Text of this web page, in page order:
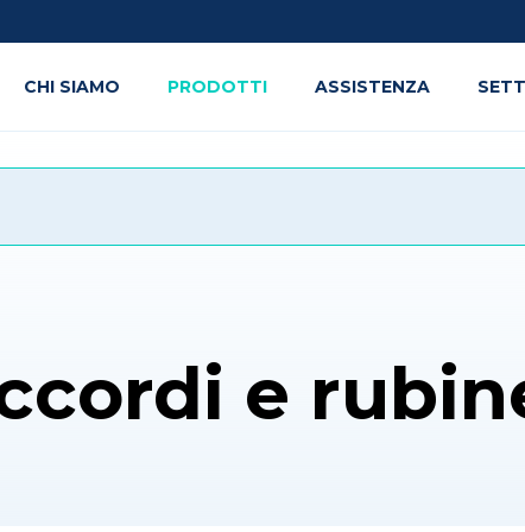
e
CHI SIAMO PRODOTTI ASSISTENZA